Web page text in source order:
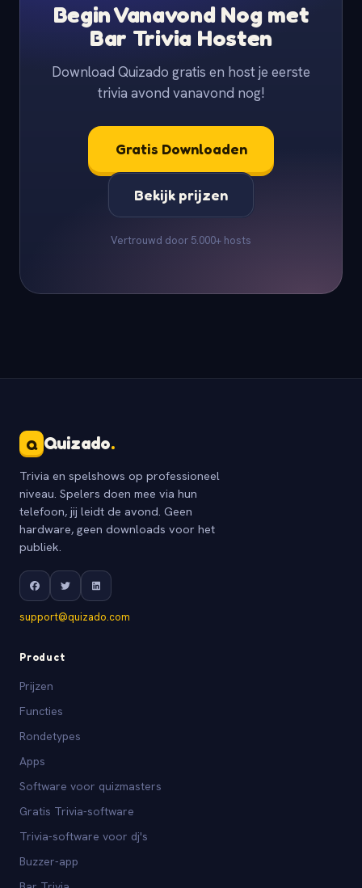
Begin Vanavond Nog met
Bar Trivia Hosten
Download Quizado gratis en host je eerste
trivia avond vanavond nog!
Gratis Downloaden
Bekijk prijzen
Vertrouwd door 5.000+ hosts
Q Quizado.
Trivia en spelshows op professioneel
niveau. Spelers doen mee via hun
telefoon, jij leidt de avond. Geen
hardware, geen downloads voor het
publiek.
support@quizado.com
Product
Prijzen
Functies
Rondetypes
Apps
Software voor quizmasters
Gratis Trivia-software
Trivia-software voor dj's
Buzzer-app